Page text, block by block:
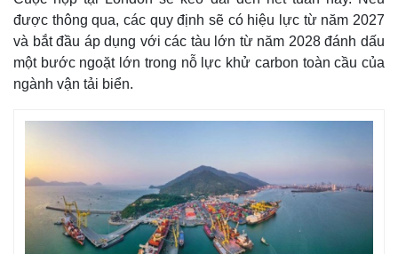
được thông qua, các quy định sẽ có hiệu lực từ năm 2027
và bắt đầu áp dụng với các tàu lớn từ năm 2028 đánh dấu
một bước ngoặt lớn trong nỗ lực khử carbon toàn cầu của
ngành vận tải biển.